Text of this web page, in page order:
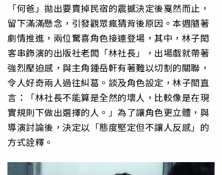
「何爸」拋出要賣掉民宿的震撼決定後戛然而止，
留下滿滿懸念，引發觀眾瘋猜背後原因。本週隨著
劇情推進，兩位驚喜角色接連登場，其中，林子閎
客串飾演的出版社老闆「林社長」，出場戲就帶著
強烈壓迫感，與主角鍾岳軒有著難以切割的關聯，
令人好奇兩人過往糾葛。談及角色設定，林子閎直
言：「林社長不能算是全然的壞人，比較像是在現
實規則下做出選擇的人。」為了讓角色更立體，與
導演討論後，決定以「態度堅定但不讓人反感」的
方式詮釋。